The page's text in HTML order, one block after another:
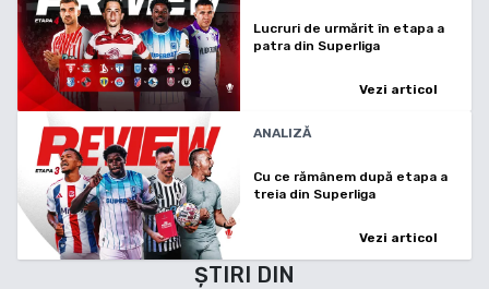
Lucruri de urmărit în etapa a
patra din Superliga
Vezi articol
ANALIZĂ
Cu ce rămânem după etapa a
treia din Superliga
Vezi articol
ȘTIRI DIN